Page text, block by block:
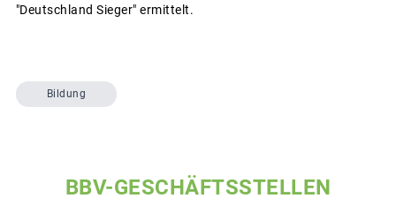
"Deutschland Sieger" ermittelt.
Bildung
BBV-GESCHÄFTSSTELLEN